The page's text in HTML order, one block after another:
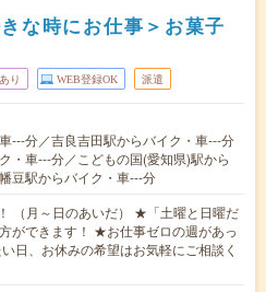
な時にお仕事＞お菓子
り WEB登録OK 派遣
---分／吉良吉田駅からバイク・車---分
・車---分／こどもの国(愛知県)駅から
豆駅からバイク・車---分
（月～日のあいだ） ★「土曜と日曜だ
ができます！ ★お仕事ゼロの週があっ
日、お休みの希望はお気軽にご相談く